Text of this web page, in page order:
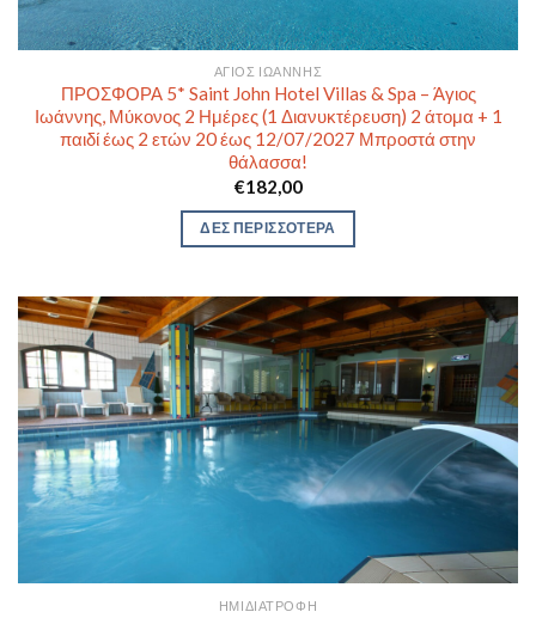
ΆΓΙΟΣ ΙΩΆΝΝΗΣ
ΠΡΟΣΦΟΡΑ 5* Saint John Hotel Villas & Spa – Άγιος
Ιωάννης, Μύκονος 2 Ημέρες (1 Διανυκτέρευση) 2 άτομα + 1
παιδί έως 2 ετών 20 έως 12/07/2027 Μπροστά στην
θάλασσα!
€182,00
ΔΕΣ ΠΕΡΙΣΣΟΤΕΡΑ
ΗΜΙΔΙΑΤΡΟΦΉ